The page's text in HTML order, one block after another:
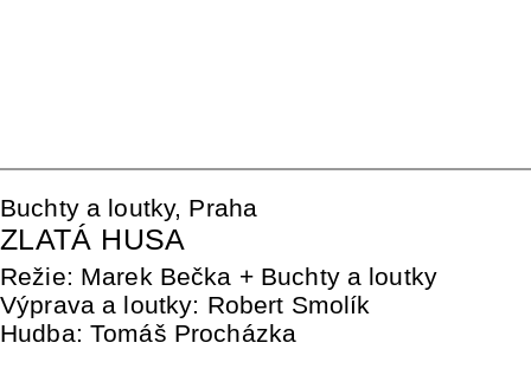
Buchty a loutky, Praha
ZLATÁ HUSA
Režie: Marek Bečka + Buchty a loutky
Výprava a loutky: Robert Smolík
Hudba: Tomáš Procházka